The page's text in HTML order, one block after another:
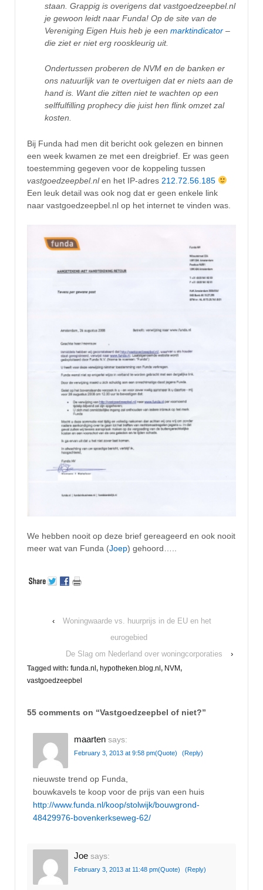
staan. Grappig is overigens dat vastgoedzeepbel.nl
je gewoon leidt naar Funda! Op de site van de
Vereniging Eigen Huis heb je een marktindicator –
die ziet er niet erg rooskleurig uit.
Ondertussen proberen de NVM en de banken er
ons natuurlijk van te overtuigen dat er niets aan de
hand is. Want die zitten niet te wachten op een
selffulfilling prophecy die juist hen flink omzet zal
kosten.
Bij Funda had men dit bericht ook gelezen en binnen
een week kwamen ze met een dreigbrief. Er was geen
toestemming gegeven voor de koppeling tussen
vastgoedzeepbel.nlen het IP-adres 212.72.56.185
Een leuk detail was ook nog dat er geen enkele link
naar vastgoedzeepbel.nl op het internet te vinden was.
We hebben nooit op deze brief gereageerd en ook nooit
meer wat van Funda (Joep) gehoord…..
‹
Woningwaarde vs. huurprijs in de EU en het
eurogebied
De Slag om Nederland over woningcorporaties
›
Tagged with: funda.nl , hypotheken.blog.nl , NVM,
vastgoedzeepbel
55 comments on “Vastgoedzeepbel of niet?”
maarten says:
February 3, 2013 at 9:58 pm(Quote) (Reply)
nieuwste trend op Funda,
bouwkavels te koop voor de prijs van een huis
http://www.funda.nl/koop/stolwijk/bouwgrond-
48429976-bovenkerkseweg-62/
Joe says:
February 3, 2013 at 11:48 pm(Quote) (Reply)